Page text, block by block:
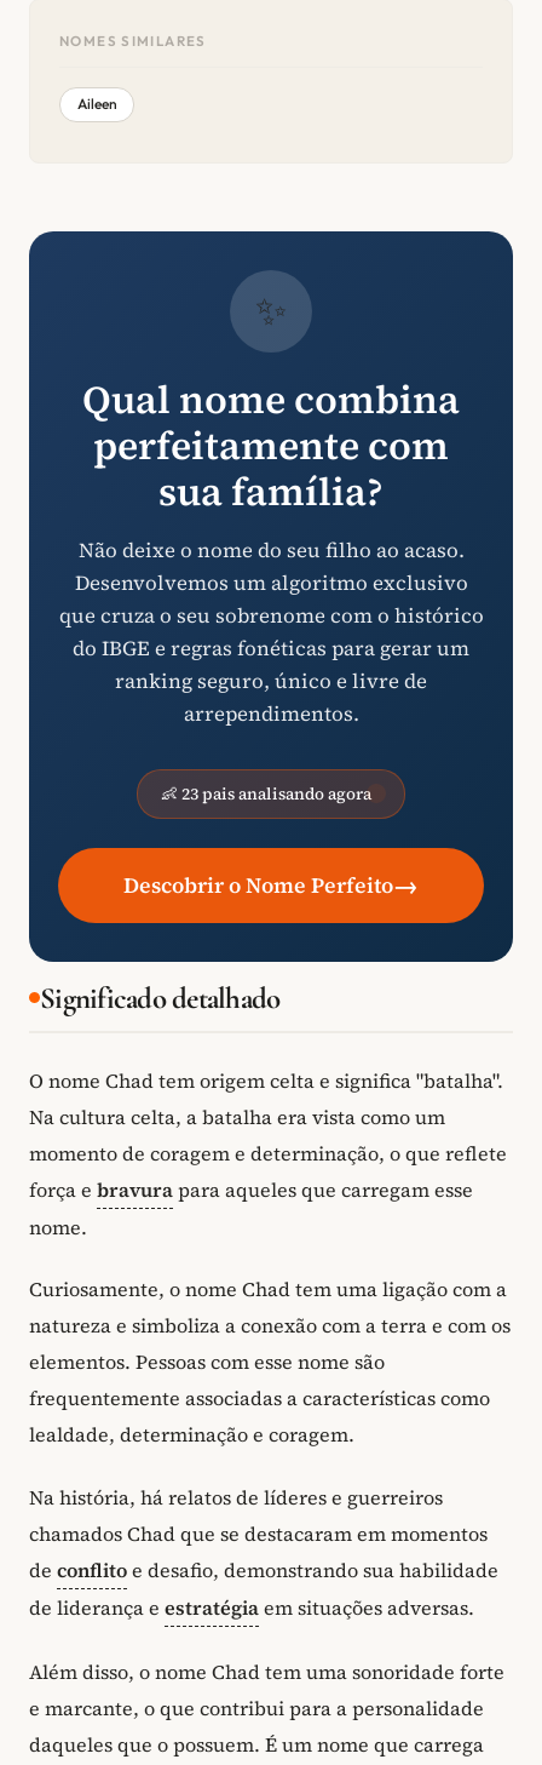
NOMES SIMILARES
Aileen
✨
Qual nome combina
perfeitamente com
sua família?
Não deixe o nome do seu filho ao acaso.
Desenvolvemos um algoritmo exclusivo
que cruza o seu sobrenome com o histórico
do IBGE e regras fonéticas para gerar um
ranking seguro, único e livre de
arrependimentos.
👶 23 pais analisando agora
Descobrir o Nome Perfeito→
Significado detalhado
O nome Chad tem origem celta e significa "batalha".
Na cultura celta, a batalha era vista como um
momento de coragem e determinação, o que reflete
força e bravurapara aqueles que carregam esse
nome.
Curiosamente, o nome Chad tem uma ligação com a
natureza e simboliza a conexão com a terra e com os
elementos. Pessoas com esse nome são
frequentemente associadas a características como
lealdade, determinação e coragem.
Na história, há relatos de líderes e guerreiros
chamados Chad que se destacaram em momentos
de conflitoe desafio, demonstrando sua habilidade
de liderança e estratégiaem situações adversas.
Além disso, o nome Chad tem uma sonoridade forte
e marcante, o que contribui para a personalidade
daqueles que o possuem. É um nome que carrega